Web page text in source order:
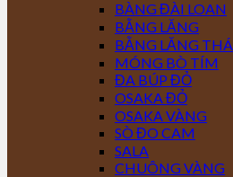
BÀNG ĐÀI LOAN
BẰNG LĂNG
BẰNG LĂNG
MÓNG BÒ TÍM
ĐA BÚP ĐỎ
OSAKA ĐỎ
OSAKA VÀNG
SÒ ĐO CAM
SALA
CHUÔNG VÀNG